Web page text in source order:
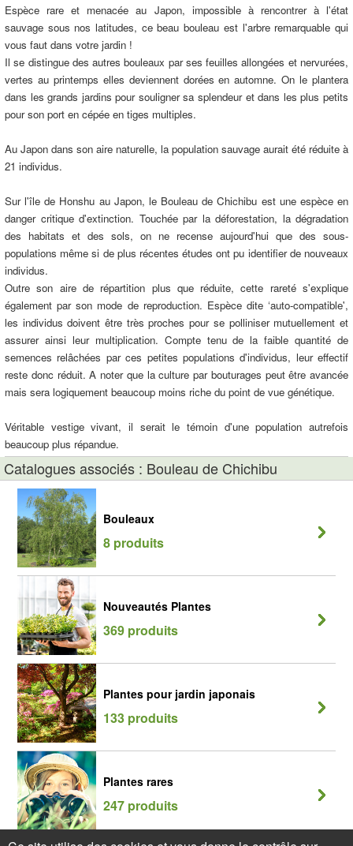
Espèce rare et menacée au Japon, impossible à rencontrer à l'état
sauvage sous nos latitudes, ce beau bouleau est l'arbre remarquable qui
vous faut dans votre jardin !
Il se distingue des autres bouleaux par ses feuilles allongées et nervurées,
vertes au printemps elles deviennent dorées en automne. On le plantera
dans les grands jardins pour souligner sa splendeur et dans les plus petits
pour son port en cépée en tiges multiples.
Au Japon dans son aire naturelle, la population sauvage aurait été réduite à
21 individus.
Sur l'île de Honshu au Japon, le Bouleau de Chichibu est une espèce en
danger critique d'extinction. Touchée par la déforestation, la dégradation
des habitats et des sols, on ne recense aujourd'hui que des sous-
populations même si de plus récentes études ont pu identifier de nouveaux
individus.
Outre son aire de répartition plus que réduite, cette rareté s'explique
également par son mode de reproduction. Espèce dite ‘auto-compatible',
les individus doivent être très proches pour se polliniser mutuellement et
assurer ainsi leur multiplication. Compte tenu de la faible quantité de
semences relâchées par ces petites populations d'individus, leur effectif
reste donc réduit. A noter que la culture par bouturages peut être avancée
mais sera logiquement beaucoup moins riche du point de vue génétique.
Véritable vestige vivant, il serait le témoin d'une population autrefois
beaucoup plus répandue.
Catalogues associés : Bouleau de Chichibu
Bouleaux
8 produits
Nouveautés Plantes
369 produits
Plantes pour jardin japonais
133 produits
Plantes rares
247 produits